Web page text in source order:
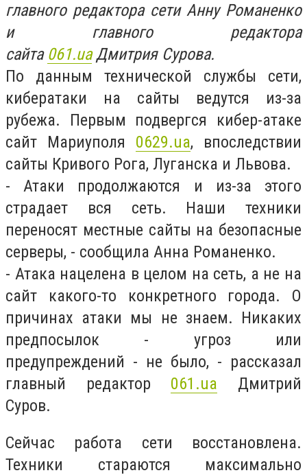
главного редактора сети Анну Романенко
и главного редактора
сайта 061.uaДмитрия Сурова.
По данным технической службы сети,
кибератаки на сайты ведутся из-за
рубежа. Первым подвергся кибер-атаке
сайт Мариуполя 0629.ua, впоследствии
сайты Кривого Рога, Луганска и Львова.
- Атаки продолжаются и из-за этого
страдает вся сеть. Наши техники
переносят местные сайты на безопасные
серверы, - сообщила Анна Романенко.
- Атака нацелена в целом на сеть, а не на
сайт какого-то конкретного города. О
причинах атаки мы не знаем. Никаких
предпосылок - угроз или
предупреждений - не было, - рассказал
главный редактор 061.ua Дмитрий
Суров.
Сейчас работа сети восстановлена.
Техники стараются максимально